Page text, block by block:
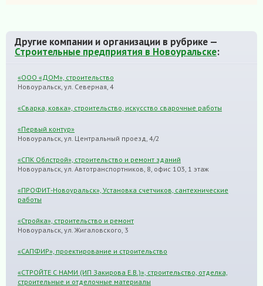
Другие компании и организации в рубрике —
Строительные предприятия в Новоуральске:
«ООО «ДОМ», строительство
Новоуральск, ул. Северная, 4
«Сварка, ковка», строительство, искусство сварочные работы
«Первый контур»
Новоуральск, ул. Центральный проезд, 4/2
«СПК Облстрой», строительство и ремонт зданий
Новоуральск, ул. Автотранспортников, 8, офис 103, 1 этаж
«ПРОФИТ-Новоуральск», Установка счетчиков, сантехнические
работы
«Стройка», строительство и ремонт
Новоуральск, ул. Жигаловского, 3
«САПФИР», проектирование и строительство
«СТРОЙТЕ С НАМИ (ИП Закирова Е.В.)», строительство, отделка,
строительные и отделочные материалы